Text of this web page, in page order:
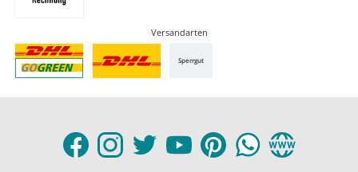
Versandarten
Sperrgut